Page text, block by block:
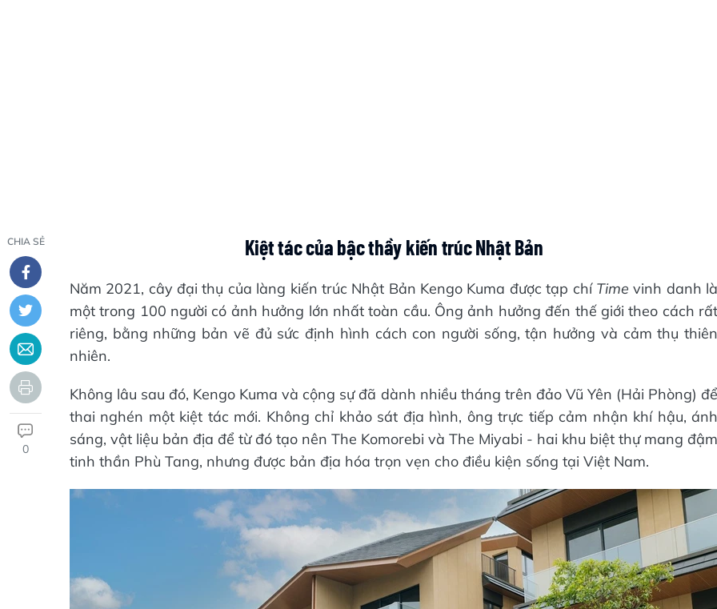
CHIA SẺ
0
Kiệt tác của bậc thầy kiến trúc Nhật Bản
Năm 2021, cây đại thụ của làng kiến trúc Nhật Bản Kengo Kuma được tạp chí Time vinh danh
một trong 100 người có ảnh hưởng lớn nhất toàn cầu. Ông ảnh hưởng đến thế giới theo cách rất
riêng, bằng những bản vẽ đủ sức định hình cách con người sống, tận hưởng và cảm thụ thiên
nhiên.
Không lâu sau đó, Kengo Kuma và cộng sự đã dành nhiều tháng trên đảo Vũ Yên (Hải Phòng) để
thai nghén một kiệt tác mới. Không chỉ khảo sát địa hình, ông trực tiếp cảm nhận khí hậu, ánh
sáng, vật liệu bản địa để từ đó tạo nên The Komorebi và The Miyabi - hai khu biệt thự mang đậm
tinh thần Phù Tang, nhưng được bản địa hóa trọn vẹn cho điều kiện sống tại Việt Nam.